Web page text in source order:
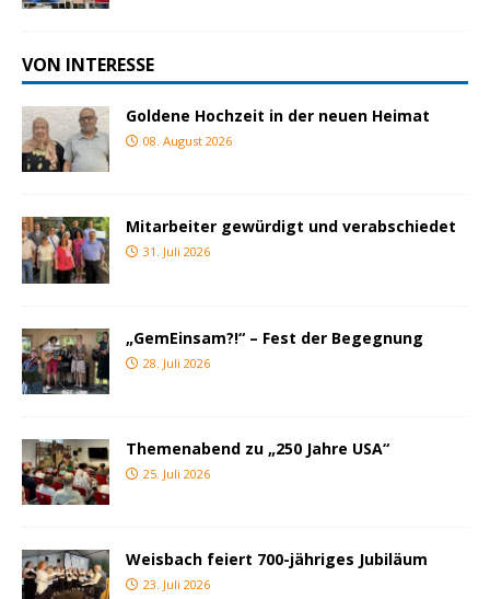
VON INTERESSE
Goldene Hochzeit in der neuen Heimat
08. August 2026
Mitarbeiter gewürdigt und verabschiedet
31. Juli 2026
„GemEinsam?!“ – Fest der Begegnung
28. Juli 2026
Themenabend zu „250 Jahre USA“
25. Juli 2026
Weisbach feiert 700-jähriges Jubiläum
23. Juli 2026